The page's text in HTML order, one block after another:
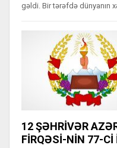
gəldi. Bir tərəfdə dünyanın
12 ŞƏHRİVƏR
FİRQƏSİ-NİN 77-Cİ